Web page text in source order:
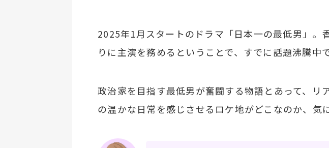
2025年1月スタートのドラマ「日本一の最低男」。
りに主演を務めるということで、すでに話題沸騰中
政治家を目指す最低男が奮闘する物語とあって、リ
の温かな日常を感じさせるロケ地がどこなのか、気